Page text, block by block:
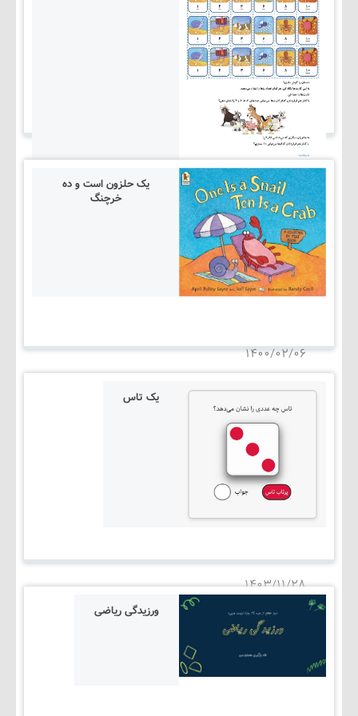
۱۴۰۵/۰۳/۰۵
یک حلزون است و ده
۱۴۰۰/۰۲/۰۶
یک تاس
۱۴۰۳/۱۱/۲۸
ورزیدگی ریاضی